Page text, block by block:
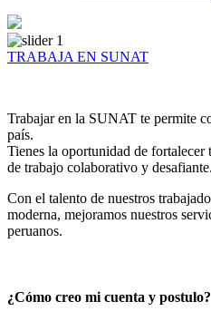
TRABAJA EN SUNAT
Trabajar en la SUNAT te permite
país.
Tienes la oportunidad de fortalecer
de trabajo colaborativo y desafiante.
Con el talento de nuestros
moderna, mejoramos nuestros
peruanos.
¿Cómo creo mi cuenta y postulo?